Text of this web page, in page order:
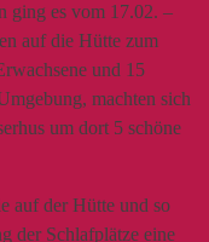
ging es vom 17.02. –
auf die Hütte zum
und 15
machten sich
um dort 5 schöne
auf der Hütte und so
der Schlafplätze eine